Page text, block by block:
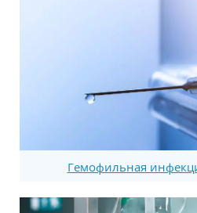
Гемофильная